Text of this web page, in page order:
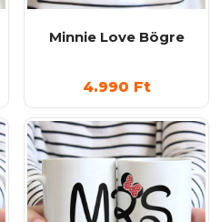
Minnie Love Bögre
4.990 Ft